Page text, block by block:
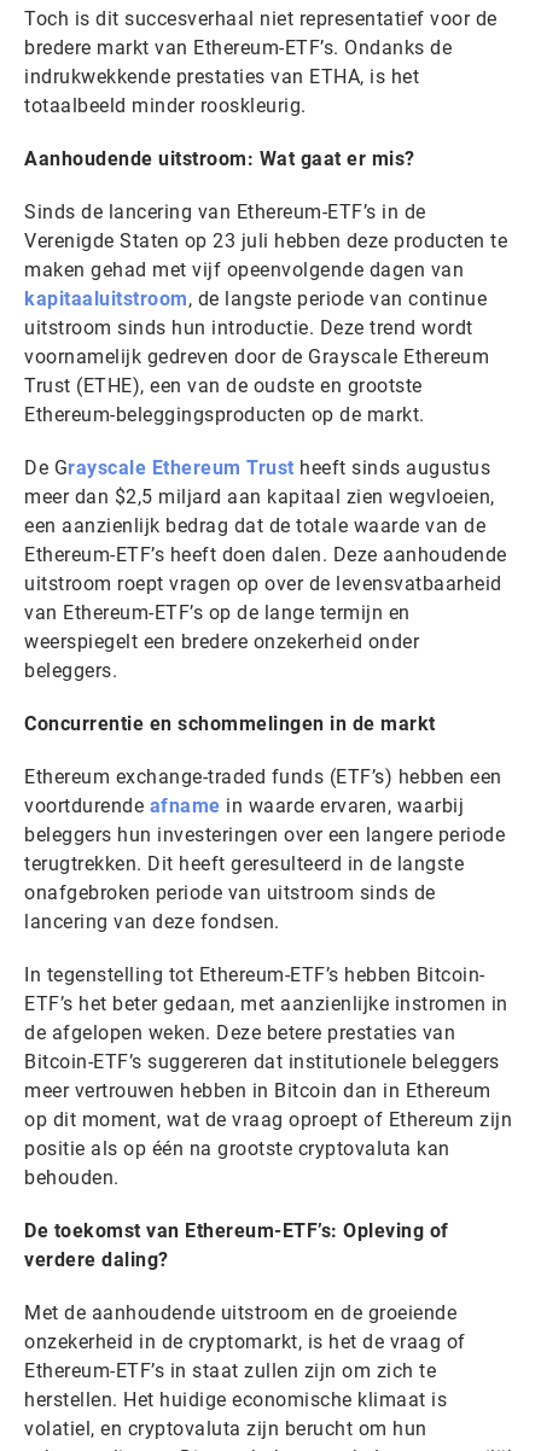
Toch is dit succesverhaal niet representatief voor de
bredere markt van Ethereum-ETF’s. Ondanks de
indrukwekkende prestaties van ETHA, is het
totaalbeeld minder rooskleurig.
Aanhoudende uitstroom: Wat gaat er mis?
Sinds de lancering van Ethereum-ETF’s in de
Verenigde Staten op 23 juli hebben deze producten te
maken gehad met vijf opeenvolgende dagen van
kapitaaluitstroom, de langste periode van continue
uitstroom sinds hun introductie. Deze trend wordt
voornamelijk gedreven door de Grayscale Ethereum
Trust (ETHE), een van de oudste en grootste
Ethereum-beleggingsproducten op de markt.
De Grayscale Ethereum Trust heeft sinds augustus
meer dan $2,5 miljard aan kapitaal zien wegvloeien,
een aanzienlijk bedrag dat de totale waarde van de
Ethereum-ETF’s heeft doen dalen. Deze aanhoudende
uitstroom roept vragen op over de levensvatbaarheid
van Ethereum-ETF’s op de lange termijn en
weerspiegelt een bredere onzekerheid onder
beleggers.
Concurrentie en schommelingen in de markt
Ethereum exchange-traded funds (ETF’s) hebben een
voortdurende afname in waarde ervaren, waarbij
beleggers hun investeringen over een langere periode
terugtrekken. Dit heeft geresulteerd in de langste
onafgebroken periode van uitstroom sinds de
lancering van deze fondsen.
In tegenstelling tot Ethereum-ETF’s hebben Bitcoin-
ETF’s het beter gedaan, met aanzienlijke instromen in
de afgelopen weken. Deze betere prestaties van
Bitcoin-ETF’s suggereren dat institutionele beleggers
meer vertrouwen hebben in Bitcoin dan in Ethereum
op dit moment, wat de vraag oproept of Ethereum zijn
positie als op één na grootste cryptovaluta kan
behouden.
De toekomst van Ethereum-ETF’s: Opleving of
verdere daling?
Met de aanhoudende uitstroom en de groeiende
onzekerheid in de cryptomarkt, is het de vraag of
Ethereum-ETF’s in staat zullen zijn om zich te
herstellen. Het huidige economische klimaat is
volatiel, en cryptovaluta zijn berucht om hun